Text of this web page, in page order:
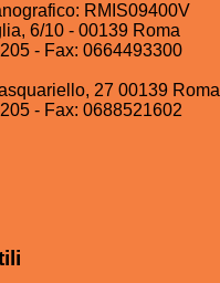
RMIS09400V
6/10 - 00139 Roma
- Fax: 0664493300
27 00139 Roma
- Fax: 0688521602